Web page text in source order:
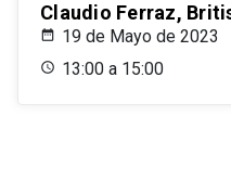
Claudio Ferraz,
19 de Mayo de 2023
13:00 a 15:00